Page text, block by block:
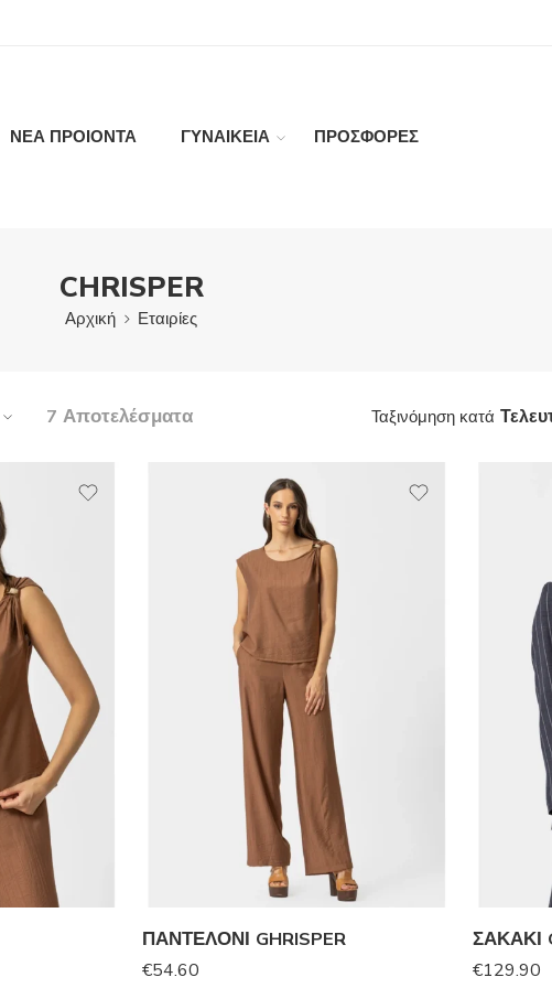
ΝΕΑ ΠΡΟΙΟΝΤΑ ΓΥΝΑΙΚΕΙΑ ΠΡΟΣΦΟΡΕΣ
CHRISPER
Αρχική Εταιρίες
7 Αποτελέσματα Ταξινόμηση κατά
ΠΑΝΤΕΛΟΝΙ GHRISPER
€54.60
ΣΑΚΑΚΙ
€129.90